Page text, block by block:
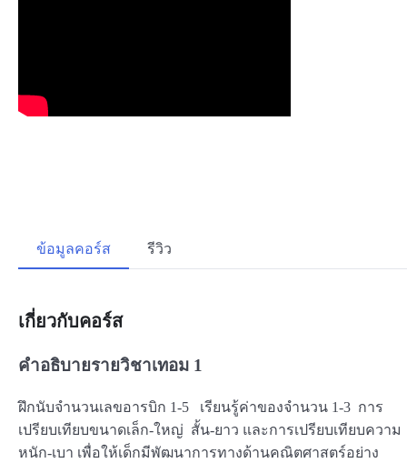
ข้อมูลคอร์ส รีวิว
เกี่ยวกับคอร์ส
คำอธิบายรายวิชาเทอม 1
ฝึกนับจำนวนเลขอารบิก 1-5 เรียนรู้ค่าของจำนวน 1-3 การ
เปรียบเทียบขนาดเล็ก-ใหญ่ สั้น-ยาว และการเปรียบเทียบความ
หนัก-เบา เพื่อให้เด็กมีพัฒนาการทางด้านคณิตศาสตร์อย่าง